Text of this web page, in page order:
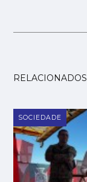
RELACIONADOS
SOCIEDADE